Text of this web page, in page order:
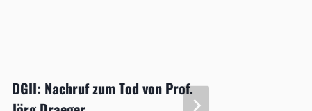
DGII: Nachruf zum Tod von Prof.